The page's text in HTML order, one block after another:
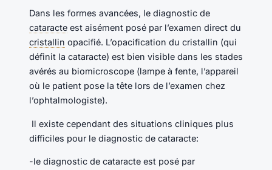
Dans les formes avancées, le diagnostic de
cataracte est aisément posé par l’examen direct du
cristallin opacifié. L’opacification du cristallin (qui
définit la cataracte) est bien visible dans les stades
avérés au biomicroscope (lampe à fente, l’appareil
où le patient pose la tête lors de l’examen chez
l’ophtalmologiste).
Il existe cependant des situations cliniques plus
difficiles pour le diagnostic de cataracte:
-le diagnostic de cataracte est posé par